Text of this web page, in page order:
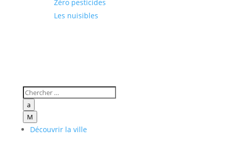
Zéro pesticides
Les nuisibles
a
M
Découvrir la ville